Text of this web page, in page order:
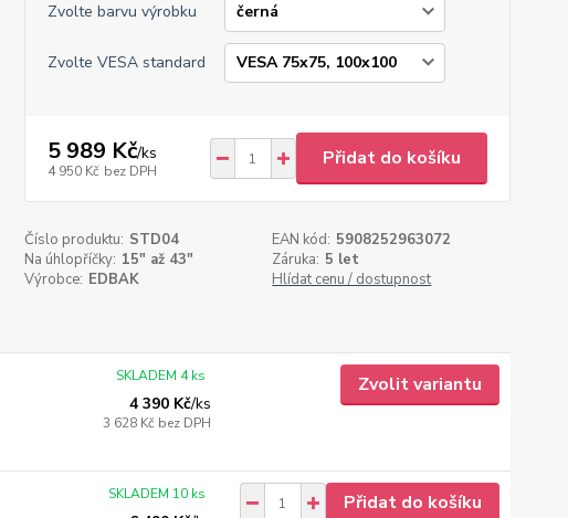
Zvolte barvu výrobku
Zvolte VESA standard
5 989 Kč/ks
4 950 Kč bez DPH
Přidat do košíku
Číslo produktu: STD04 EAN kód: 5908252963072
Na úhlopříčky: 15" až 43" Záruka: 5 let
Výrobce: EDBAK Hlídat cenu / dostupnost
4 390 Kč/ks
3 628 Kč bez DPH
SKLADEM 4 ks Zvolit variantu
SKLADEM 10 ks Přidat do košíku